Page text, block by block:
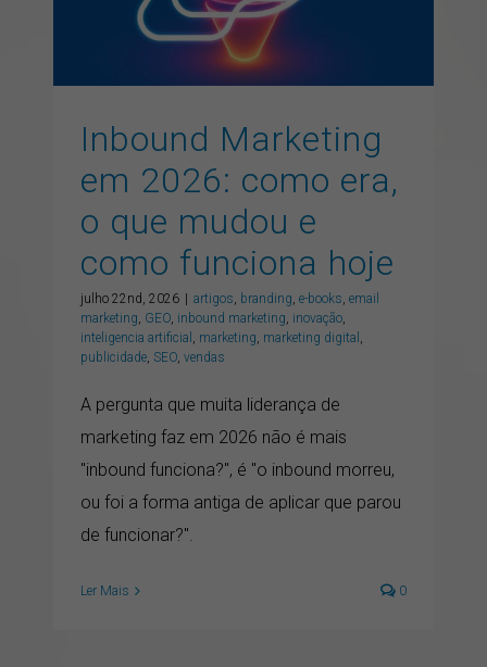
artigos branding e-books email marketing
inbound marketing inovação
inteligencia artificial
marketing digital publicidade
Inbound Marketing
em 2026: como era,
o que mudou e
como funciona hoje
julho 22nd, 2026 artigos, branding,e-books,email
marketing, GEO, inbound marketing, inovação,
inteligencia artificial , marketing, marketing digital ,
publicidade,SEO,vendas
A pergunta que muita liderança de
marketing faz em 2026 não é mais
"inbound funciona?", é "o inbound morreu,
ou foi a forma antiga de aplicar que parou
de funcionar?".
Ler Mais 0